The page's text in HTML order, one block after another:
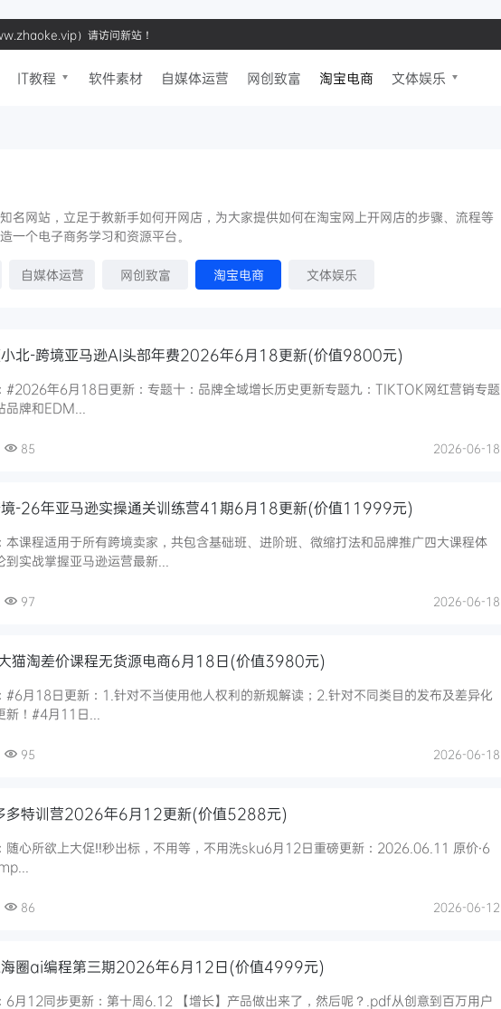
）请访问新站！
IT教程 软件素材 自媒体运营 网创致富 淘宝电商 文体娱乐
名网站，立足于教新手如何开网店，为大家提供如何在淘宝网上开网店的步骤、流程等
一个电子商务学习和资源平台。
自媒体运营 网创致富 淘宝电商 文体娱乐
北-跨境亚马逊AI头部年费2026年6月18更新(价值9800元)
#2026年6月18日更新：专题十：品牌全域增长历史更新专题九：TIKTOK网红营销专题
品牌和EDM...
85 2026-06-18
-26年亚马逊实操通关训练营41期6月18更新(价值11999元)
本课程适用于所有跨境卖家，共包含基础班、进阶班、微缩打法和品牌推广四大课程体
到实战掌握亚马逊运营最新...
97 2026-06-18
猫淘差价课程无货源电商6月18日(价值3980元)
#6月18日更新：1.针对不当使用他人权利的新规解读；2.针对不同类目的发布及差异化
新！#4月11日...
95 2026-06-18
多特训营2026年6月12更新(价值5288元)
随心所欲上大促‼️秒出标，不用等，不用洗sku6月12日重磅更新：2026.06.11 原价·6
86 2026-06-12
海圈ai编程第三期2026年6月12日(价值4999元)
6月12同步更新：第十周6.12 【增长】产品做出来了，然后呢？.pdf从创意到百万用户